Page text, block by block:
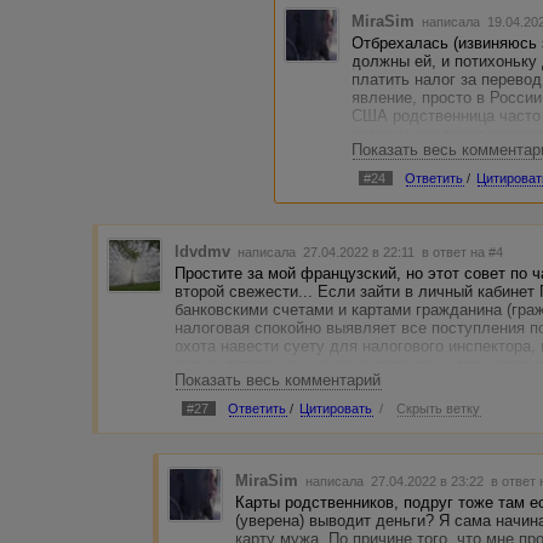
MiraSim написала
Отбрехалась
должны ей, и
платить налог за
явление, просто в
США родственница
Казалось бы - что проще
только с получением
перечисленная с карты
плане налогов :) Я не
РФ это новое - когда
Показать весь
#24 Ответить /
ldvdmv написала 27.04.2022 в 22:11 в ответ на #4
Простите за мой французский, но этот совет по
второй свежести... Если зайти в личный кабинет
банковскими счетами и картами гражданина
налоговая спокойно выявляет все поступления
охота навести суету для налогового
Показать весь комментарий
#27 Ответить / Цитировать / Скрыть ветку
MiraSim написала 27.04.2022 в 23:22 в ответ
Карты родственников, подруг тоже там
(уверена) выводит деньги? Я сама
карту мужа. По причине того, что мне